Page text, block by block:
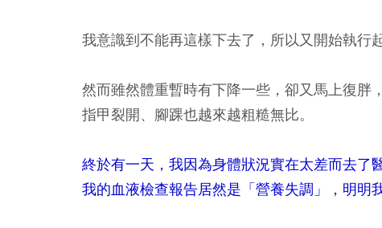
我意識到不能再這樣下去了，所以又開始執行
然而雖然體重暫時有下降一些，卻又馬上復胖
指甲裂開、腳踝也越來越粗糙無比。
終於有一天，我因為身體狀況實在太差而去了
我的血液檢查報告居然是「營養失調」，明明